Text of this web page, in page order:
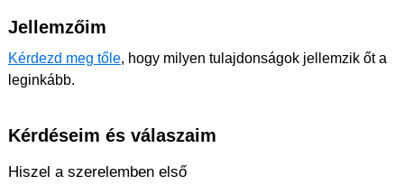
Jellemzőim
Kérdezd meg tőle, hogy milyen tulajdonságok jellemzik őt a
leginkább.
Kérdéseim és válaszaim
Hiszel a szerelemben első